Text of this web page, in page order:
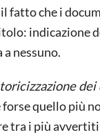
fatto che i
indicazione
nessuno.
forse quello più
tra i più